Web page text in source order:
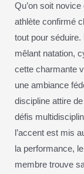
Qu’on soit
athlète confirmé
tout pour
mêlant natation,
cette charmante
une ambiance
discipline attire
défis
l’accent est mis
la performance,
membre trouve